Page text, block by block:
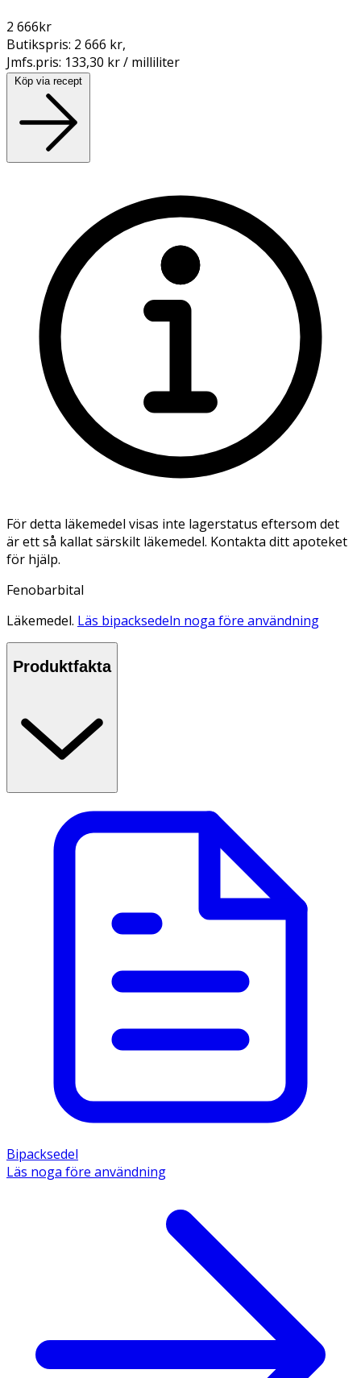
2 666kr
Butikspris: 2 666 kr,
Jmfs.pris: 133,30 kr / milliliter
Köp via recept
För detta läkemedel visas inte lagerstatus eftersom det
är ett så kallat särskilt läkemedel. Kontakta ditt apoteket
för hjälp.
Fenobarbital
Läkemedel. Läs bipacksedeln noga före användning
Produktfakta
Bipacksedel
Läs noga före användning